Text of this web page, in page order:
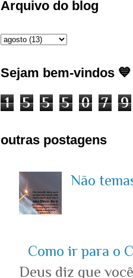
Arquivo do blog
Sejam bem-vindos
1 5 5 5 0 7 9
outras postagens
Não
Como ir para o
Deus diz que